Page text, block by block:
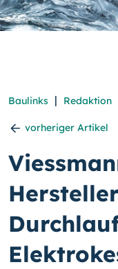
Baulinks | Redaktion
vorheriger Artikel